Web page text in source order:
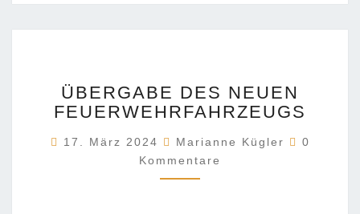
DES
NEUEN
ÜBERGABE DES NEUEN
FEUERWEHRFAHRZEUGS
17. März 2024 Marianne Kügler
0
Kommentare